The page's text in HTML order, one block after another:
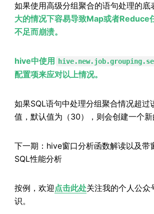
如果使用高级分组聚合的语句处理的底
大的情况下容易导致Map或者Reduce
不足而崩溃。
hive中使用
配置项来应对以上情况。
如果SQL语句中处理分组聚合情况超过
值，默认值为（30），则会创建一个新
下一期：hive窗口分析函数解读以及带
SQL性能分析
按例，欢迎 点击此处关注我的个人公众
识。